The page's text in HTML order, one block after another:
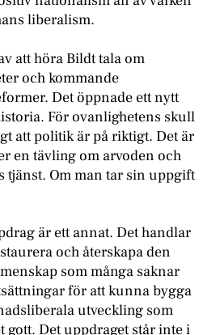
liberalism.
att höra Bildt tala om
och kommande
Det öppnade ett nytt
För ovanlighetens skull
att politik är på riktigt. Det är
en tävling om arvoden och
tjänst. Om man tar sin uppgift
är ett annat. Det handlar
och återskapa den
som många saknar
för att kunna bygga
utveckling som
gott. Det uppdraget står inte i